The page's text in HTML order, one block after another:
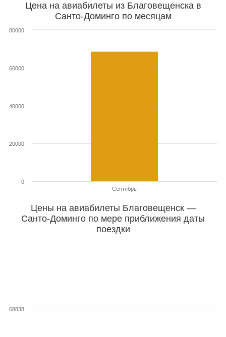
Цена на авиабилеты из Благовещенска в
Санто-Доминго по месяцам
Сентябрь
0
20000
40000
60000
80000
Цены на авиабилеты Благовещенск —
Санто-Доминго по мере приближения даты
поездки
68838